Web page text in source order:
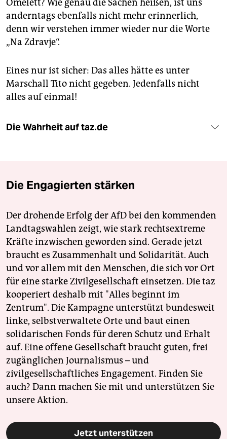
Omelett? Wie genau die Sachen heißen, ist uns
anderntags ebenfalls nicht mehr erinnerlich,
denn wir verstehen immer wieder nur die Worte
„Na Zdravje“.
Eines nur ist sicher: Das alles hätte es unter
Marschall Tito nicht gegeben. Jedenfalls nicht
alles auf einmal!
Die Wahrheit auf taz.de
Die Engagierten stärken
Der drohende Erfolg der AfD bei den kommenden
Landtagswahlen zeigt, wie stark rechtsextreme
Kräfte inzwischen geworden sind. Gerade jetzt
braucht es Zusammenhalt und Solidarität. Auch
und vor allem mit den Menschen, die sich vor Ort
für eine starke Zivilgesellschaft einsetzen. Die taz
kooperiert deshalb mit "Alles beginnt im
Zentrum". Die Kampagne unterstützt bundesweit
linke, selbstverwaltete Orte und baut einen
solidarischen Fonds für deren Schutz und Erhalt
auf. Eine offene Gesellschaft braucht guten, frei
zugänglichen Journalismus – und
zivilgesellschaftliches Engagement. Finden Sie
auch? Dann machen Sie mit und unterstützen Sie
unsere Aktion.
Jetzt unterstützen